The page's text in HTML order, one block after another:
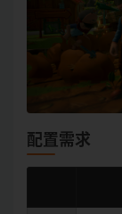
配置需求